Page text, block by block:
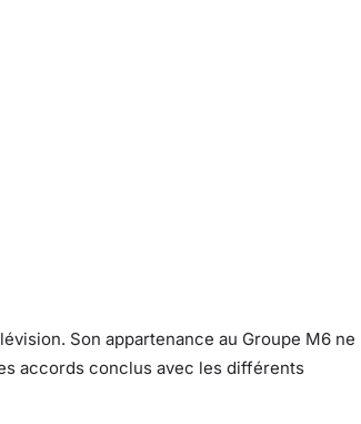
Son appartenance au Groupe M6 ne
accords conclus avec les différents